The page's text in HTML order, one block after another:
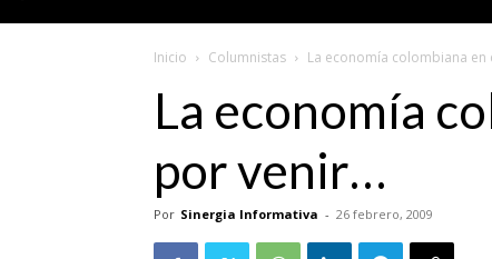
Inicio Columnistas La economía colombiana
La economía
por venir…
Por Sinergia Informativa - 26 febrero, 2009